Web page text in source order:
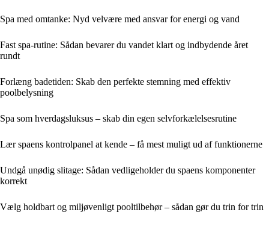
Spa med omtanke: Nyd velvære med ansvar for energi og vand
Fast spa-rutine: Sådan bevarer du vandet klart og indbydende året
rundt
Forlæng badetiden: Skab den perfekte stemning med effektiv
poolbelysning
Spa som hverdagsluksus – skab din egen selvforkælelsesrutine
Lær spaens kontrolpanel at kende – få mest muligt ud af funktionerne
Undgå unødig slitage: Sådan vedligeholder du spaens komponenter
korrekt
Vælg holdbart og miljøvenligt pooltilbehør – sådan gør du trin for trin